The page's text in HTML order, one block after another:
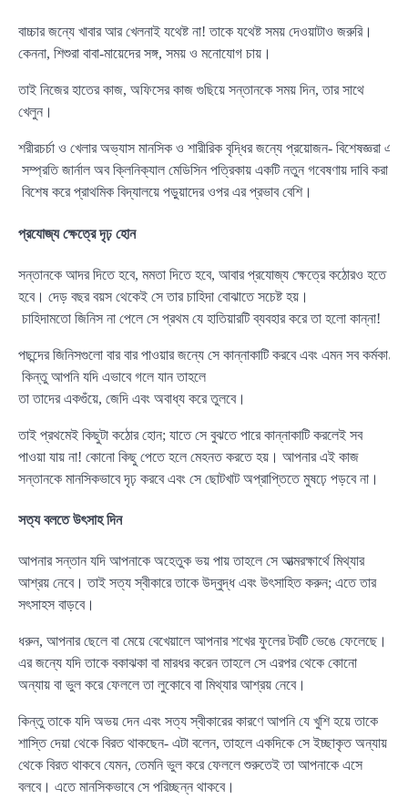
বাচ্চার জন্যে খাবার আর খেলনাই যথেষ্ট না! তাকে যথেষ্ট সময় দেওয়াটাও জরুরি।
কেননা, শিশুরা বাবা-মায়েদের সঙ্গ, সময় ও মনোযোগ চায়।
তাই নিজের হাতের কাজ, অফিসের কাজ গুছিয়ে সন্তানকে সময় দিন, তার সাথে
খেলুন।
শরীরচর্চা ও খেলার অভ্যাস মানসিক ও শারীরিক বৃদ্ধির জন্যে প্রয়োজন- বিশেষজ্ঞরা
সম্প্রতি জার্নাল অব ক্লিনিক্যাল মেডিসিন পত্রিকায় একটি নতুন গবেষণায় দাবি
বিশেষ করে প্রাথমিক বিদ্যালয়ে পড়ুয়াদের ওপর এর প্রভাব বেশি।
প্রযোজ্য ক্ষেত্রে দৃঢ় হোন
সন্তানকে আদর দিতে হবে, মমতা দিতে হবে, আবার প্রযোজ্য ক্ষেত্রে কঠোরও হতে
হবে। দেড় বছর বয়স থেকেই সে তার চাহিদা বোঝাতে সচেষ্ট হয়।
চাহিদামতো জিনিস না পেলে সে প্রথম যে হাতিয়ারটি ব্যবহার করে তা হলো কান্না!
পছন্দের জিনিসগুলো বার বার পাওয়ার জন্যে সে কান্নাকাটি করবে এবং এমন সব
কিন্তু আপনি যদি এভাবে গলে যান তাহলে
তা তাদের একগুঁয়ে, জেদি এবং অবাধ্য করে তুলবে।
তাই প্রথমেই কিছুটা কঠোর হোন; যাতে সে বুঝতে পারে কান্নাকাটি করলেই সব
পাওয়া যায় না! কোনো কিছু পেতে হলে মেহনত করতে হয়। আপনার এই কাজ
সন্তানকে মানসিকভাবে দৃঢ় করবে এবং সে ছোটখাট অপ্রাপ্তিতে মুষঢ়ে পড়বে না।
সত্য বলতে উৎসাহ দিন
আপনার সন্তান যদি আপনাকে অহেতুক ভয় পায় তাহলে সে আত্মরক্ষার্থে মিথ্যার
আশ্রয় নেবে। তাই সত্য স্বীকারে তাকে উদ্বুদ্ধ এবং উৎসাহিত করুন; এতে তার
সৎসাহস বাড়বে।
ধরুন, আপনার ছেলে বা মেয়ে বেখেয়ালে আপনার শখের ফুলের টবটি ভেঙে ফেলেছে।
এর জন্যে যদি তাকে বকাঝকা বা মারধর করেন তাহলে সে এরপর থেকে কোনো
অন্যায় বা ভুল করে ফেললে তা লুকোবে বা মিথ্যার আশ্রয় নেবে।
কিন্তু তাকে যদি অভয় দেন এবং সত্য স্বীকারের কারণে আপনি যে খুশি হয়ে তাকে
শাস্তি দেয়া থেকে বিরত থাকছেন- এটা বলেন, তাহলে একদিকে সে ইচ্ছাকৃত অন্যায়
থেকে বিরত থাকবে যেমন, তেমনি ভুল করে ফেললে শুরুতেই তা আপনাকে এসে
বলবে। এতে মানসিকভাবে সে পরিচ্ছন্ন থাকবে।